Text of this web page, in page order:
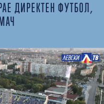
ДИРЕКТЕН ФУТБОЛ,